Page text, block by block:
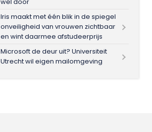
Iris maakt met één blik in de spiegel
onveiligheid van vrouwen zichtbaar
en wint daarmee afstudeerprijs
Microsoft de deur uit? Universiteit
Utrecht wil eigen mailomgeving